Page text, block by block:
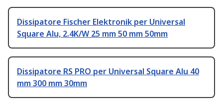
Dissipatore Fischer Elektronik per Universal
Square Alu, 2.4K/W 25 mm 50 mm 50mm
Dissipatore RS PRO per Universal Square Alu 40
mm 300 mm 30mm